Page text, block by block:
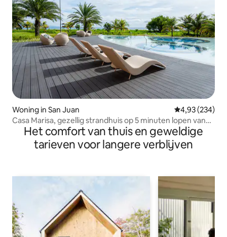
Woning in San Juan Gemiddelde
4,93 (234)
Casa Marisa, gezellig strandhuis op 5 minuten lopen van
het strand
Het comfort van thuis en geweldige
tarieven voor langere verblijven